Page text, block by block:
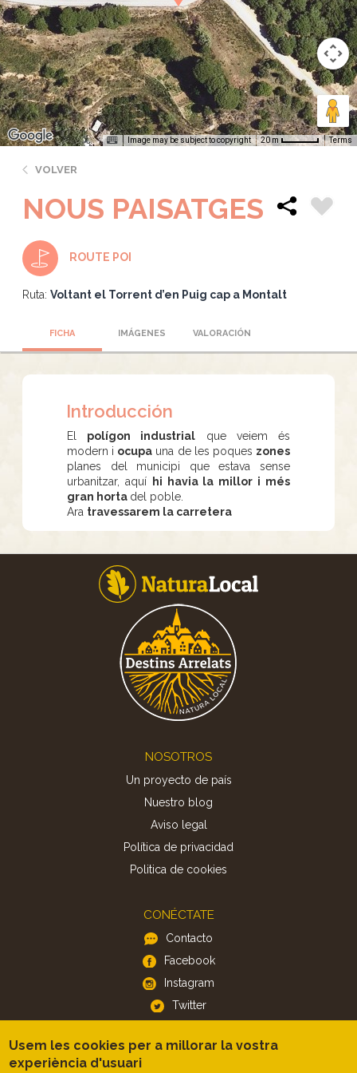
Image may be subject to copyright 20 m Terms
VOLVER
NOUS PAISATGES
ROUTE POI
Ruta: Voltant el Torrent d’en Puig cap a Montalt
FICHA IMÁGENES VALORACIÓN
Introducción
El polígon industrial que veiem és
modern i ocupa una de les poques zones
planes del municipi que estava sense
urbanitzar, aquí
hi havia la millor i més
gran horta del poble.
Ara travessarem la carretera
NOSOTROS
Un proyecto de país
Nuestro blog
Aviso legal
Política de privacidad
Politica de cookies
CONÉCTATE
Contacto
Facebook
Instagram
Twitter
APP
Usem les cookies per a millorar la vostra
experiència d'usuari